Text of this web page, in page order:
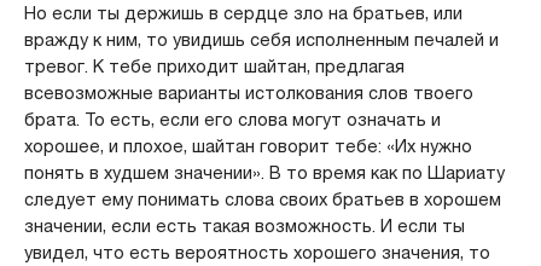
Но если ты держишь в сердце зло на братьев, или
вражду к ним, то увидишь себя исполненным печалей и
тревог. К тебе приходит шайтан, предлагая
всевозможные варианты истолкования слов твоего
брата. То есть, если его слова могут означать и
хорошее, и плохое, шайтан говорит тебе: «Их нужно
понять в худшем значении». В то время как по Шариату
следует ему понимать слова своих братьев в хорошем
значении, если есть такая возможность. И если ты
увидел, что есть вероятность хорошего значения, то